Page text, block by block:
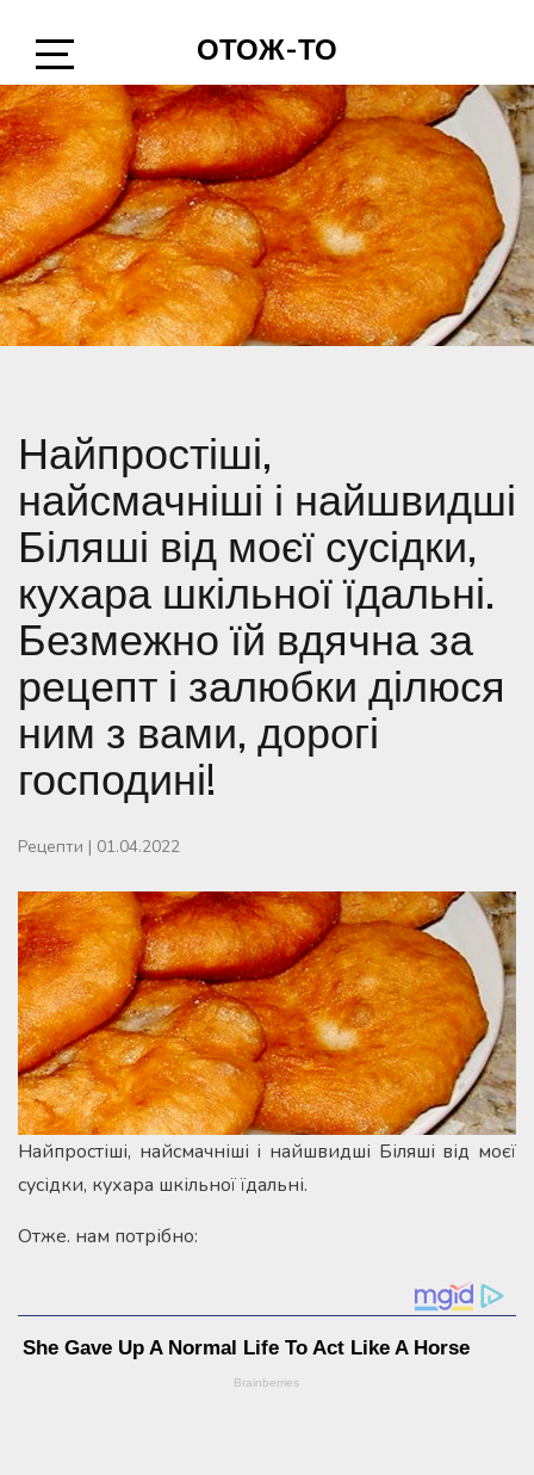
content
Open
Sidebar
ОТОЖ-ТО
Найпростіші,
найсмачніші і найшвидші
Біляші від моєї сусідки,
кухара шкільної їдальні.
Безмежно їй вдячна за
рецепт і залюбки ділюся
ним з вами, дорогі
господині!
Рецепти | 01.04.2022
Найпростіші, найсмачніші і найшвидші Біляші від моєї
сусідки, кухара шкільної їдальні.
Отже. нам потрібно: